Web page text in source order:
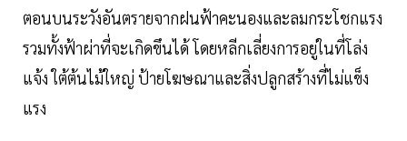
ตอนบนระวังอันตรายจากฝนฟ้าคะนองและลมกระโชกแรง
รวมทั้งฟ้าผ่าที่จะเกิดขึนได้ โดยหลีกเลี่ยงการอยู่ในที่โล่ง
แจ้ง ใต้ต้นไม้ใหญ่ ป้ายโฆษณาและสิ่งปลูกสร้างที่ไม่แข็ง
แรง